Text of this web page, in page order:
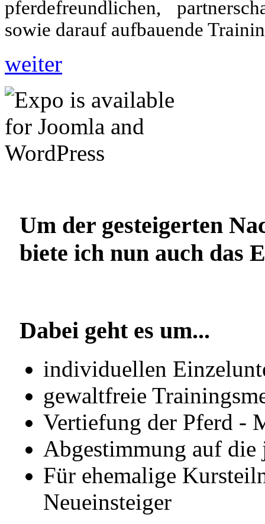
pferdefreundlichen,
sowie darauf aufbauende
weiter
Um der gesteigerten
biete ich nun auch das
Dabei geht es um...
individuellen
gewaltfreie
Vertiefung der Pferd -
Abgestimmung auf
Für ehemalige
Neueinsteiger